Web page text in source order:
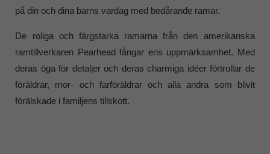
på din och dina barns vardag med bedårande ramar.
De roliga och färgstarka ramarna från den amerikanska
ramtillverkaren Pearhead fångar ens uppmärksamhet. Med
deras öga för detaljer och deras charmiga idéer förtrollar de
föräldrar, mor- och farföräldrar och alla andra som blivit
förälskade i familjens tillskott.